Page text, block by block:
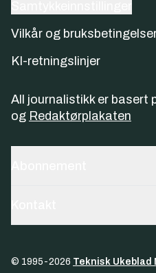
Vilkår og
KI-retningslinjer
All journalistikk er basert
og Redaktørplakaten
© 1995-2026 Teknisk Ukeblad